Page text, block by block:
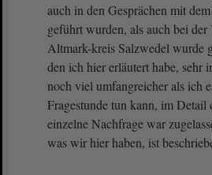
auch in den Gesprächen mit
geführt wurden, als auch bei
Altmark-kreis Salzwedel wurde
den ich hier erläutert habe, sehr
noch viel umfangreicher als ich
Fragestunde tun kann, im Detail
einzelne Nachfrage war
was wir hier haben, ist